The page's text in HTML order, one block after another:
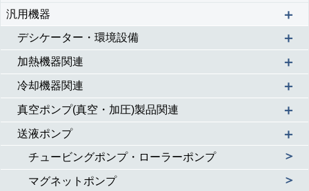
汎用機器 ＋
デシケーター・環境設備 ＋
加熱機器関連 ＋
冷却機器関連 ＋
真空ポンプ(真空・加圧)製品関連 ＋
送液ポンプ ＋
チュービングポンプ・ローラーポンプ ＞
マグネットポンプ ＞